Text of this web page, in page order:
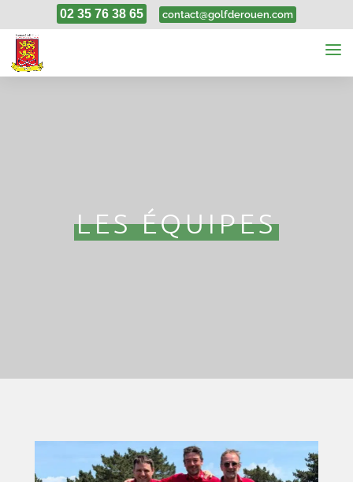
02 35 76 38 65 contact@golfderouen.com
LES ÉQUIPES